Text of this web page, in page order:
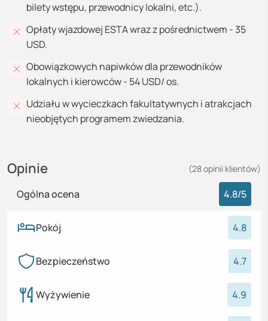
bilety wstępu, przewodnicy lokalni, etc.).
Opłaty wjazdowej ESTA wraz z pośrednictwem - 35
USD.
Obowiązkowych napiwków dla przewodników
lokalnych i kierowców - 54 USD/ os.
Udziału w wycieczkach fakultatywnych i atrakcjach
nieobjętych programem zwiedzania.
Opinie (28opinii klientów)
Ogólna ocena 4.8/5
Pokój 4.8
Bezpieczeństwo 4.7
Wyżywienie 4.9